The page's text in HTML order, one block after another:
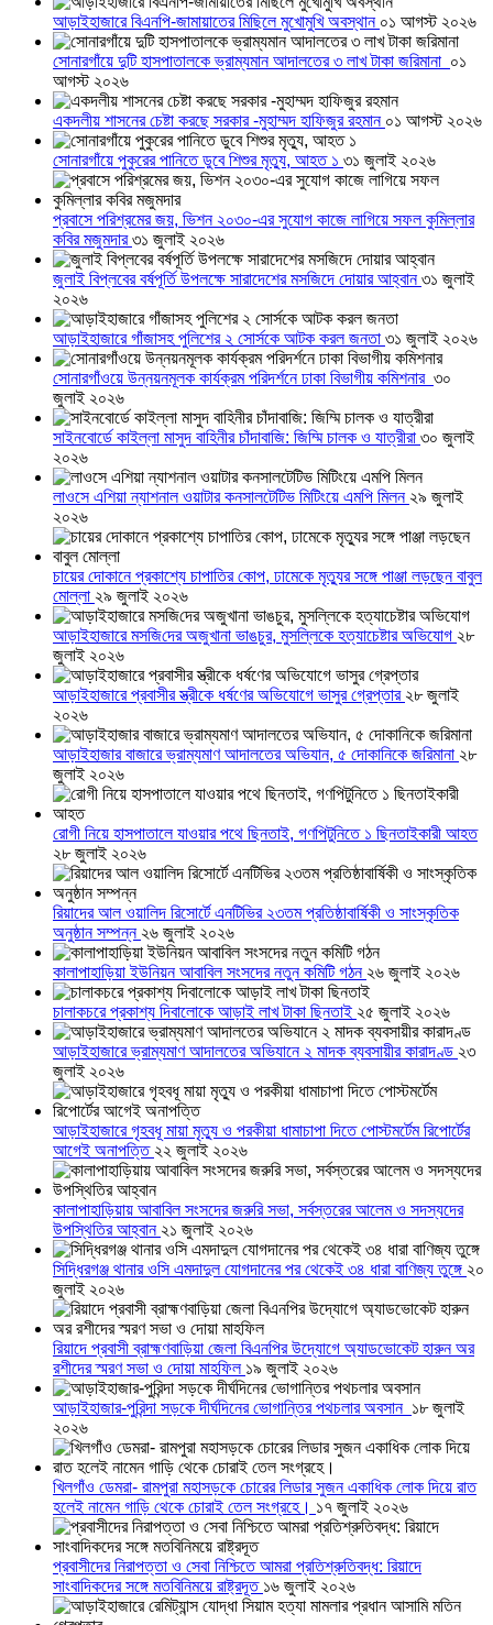
আড়াইহাজারে বিএনপি-জামায়াতের মিছিলে মুখোমুখি অবস্থান ০১ আগস্ট ২০২৬
সোনারগাঁয়ে দুটি হাসপাতালকে ভ্রাম্যমান আদালতের ৩ লাখ টাকা জরিমানা ০১
আগস্ট ২০২৬
একদলীয় শাসনের চেষ্টা করছে সরকার -মুহাম্মদ হাফিজুর রহমান ০১ আগস্ট ২০২৬
সোনারগাঁয়ে পুকুরের পানিতে ডুবে শিশুর মৃত্যু, আহত ১ ৩১ জুলাই ২০২৬
প্রবাসে পরিশ্রমের জয়, ভিশন ২০৩০-এর সুযোগ কাজে লাগিয়ে সফল কুমিল্লার
কবির মজুমদার৩১ জুলাই ২০২৬
জুলাই বিপ্লবের বর্ষপূর্তি উপলক্ষে সারাদেশের মসজিদে দোয়ার আহ্বান৩১ জুলাই
২০২৬
আড়াইহাজারে গাঁজাসহ পুলিশের ২ সোর্সকে আটক করল জনতা ৩১ জুলাই ২০২৬
সোনারগাঁওয়ে উন্নয়নমূলক কার্যক্রম পরিদর্শনে ঢাকা বিভাগীয় কমিশনার ৩০
জুলাই ২০২৬
সাইনবোর্ডে কাইল্লা মাসুদ বাহিনীর চাঁদাবাজি: জিম্মি চালক ও যাত্রীরা ৩০ জুলাই
২০২৬
লাওসে এশিয়া ন্যাশনাল ওয়াটার কনসালটেটিভ মিটিংয়ে এমপি মিলন ২৯ জুলাই
২০২৬
চায়ের দোকানে প্রকাশ্যে চাপাতির কোপ, ঢামেকে মৃত্যুর সঙ্গে পাঞ্জা লড়ছেন বাবুল
মোল্লা ২৯ জুলাই ২০২৬
আড়াইহাজারে মস‌জি‌দের অজুখানা ভাঙচুর, মুসল্লিকে হত্যাচেষ্টার অভিযোগ ২৮
জুলাই ২০২৬
আড়াইহাজারে প্রবাসীর স্ত্রীকে ধর্ষণের অভিযোগে ভাসুর গ্রেপ্তার ২৮ জুলাই
২০২৬
আড়াইহাজার বাজারে ভ্রাম্যমাণ আদালতের অভিযান, ৫ দোকানিকে জরিমানা ২৮
জুলাই ২০২৬
রোগী নিয়ে হাসপাতালে যাওয়ার পথে ছিনতাই, গণপিটুনিতে ১ ছিনতাইকারী আহত
২৮ জুলাই ২০২৬
রিয়াদের আল ওয়ালিদ রিসোর্টে এনটিভির ২৩তম প্রতিষ্ঠাবার্ষিকী ও সাংস্কৃতিক
অনুষ্ঠান সম্পন্ন ২৬ জুলাই ২০২৬
কালাপাহাড়িয়া ইউনিয়ন আবাবিল সংসদের নতুন কমিটি গঠন ২৬ জুলাই ২০২৬
চালাকচরে প্রকাশ্য দিবালোকে আড়াই লাখ টাকা ছিনতাই ২৫ জুলাই ২০২৬
আড়াইহাজারে ভ্রাম্যমাণ আদালতের অভিযানে ২ মাদক ব্যবসায়ীর কারাদণ্ড ২৩
জুলাই ২০২৬
আড়াইহাজারে গৃহবধূ মায়া মৃত্যু ও পরকীয়া ধামাচাপা দিতে পোস্টমর্টেম রিপোর্টের
আগেই অনাপত্তি ২২ জুলাই ২০২৬
কালাপাহাড়িয়ায় আবাবিল সংসদের জরুরি সভা, সর্বস্তরের আলেম ও সদস্যদের
উপস্থিতির আহ্বান ২১ জুলাই ২০২৬
সিদ্ধিরগঞ্জ থানার ওসি এমদাদুল যোগদানের পর থেকেই ৩৪ ধারা বাণিজ্য তুঙ্গে ২০
জুলাই ২০২৬
রিয়াদে প্রবাসী ব্রাহ্মণবাড়িয়া জেলা বিএনপির উদ্যোগে অ্যাডভোকেট হারুন অর
রশীদের স্মরণ সভা ও দোয়া মাহফিল ১৯ জুলাই ২০২৬
আড়াইহাজার-পুরিন্দা সড়কে দীর্ঘদিনের ভোগান্তির পথচলার অবসান ১৮ জুলাই
২০২৬
খিলগাঁও ডেমরা- রামপুরা মহাসড়কে চোরের লিডার সুজন একাধিক লোক দিয়ে রাত
হলেই নামেন গাড়ি থেকে চোরাই তেল সংগ্রহে। ১৭ জুলাই ২০২৬
প্রবাসীদের নিরাপত্তা ও সেবা নিশ্চিতে আমরা প্রতিশ্রুতিবদ্ধ: রিয়াদে
সাংবাদিকদের সঙ্গে মতবিনিময়ে রাষ্ট্রদূত ১৬ জুলাই ২০২৬